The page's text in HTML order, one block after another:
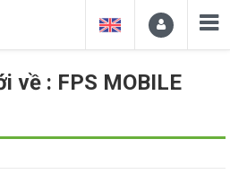
về : FPS MOBILE